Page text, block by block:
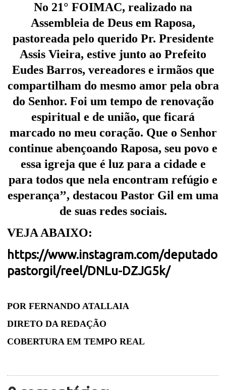
No 21° FOIMAC, realizado na
Assembleia de Deus em Raposa,
pastoreada pelo querido Pr. Presidente
Assis Vieira, estive junto ao Prefeito
Eudes Barros, vereadores e irmãos que
compartilham do mesmo amor pela obra
do Senhor. Foi um tempo de renovação
espiritual e de união, que ficará
marcado no meu coração. Que o Senhor
continue abençoando Raposa, seu povo e
essa igreja que é luz para a cidade e
para todos que nela encontram refúgio e
esperança’’, destacou Pastor Gil em uma
de suas redes sociais.
VEJA ABAIXO:
https://www.instagram.com/deputado
pastorgil/reel/DNLu-DZJG5k/
POR FERNANDO ATALLAIA
DIRETO DA REDAÇÃO
COBERTURA EM TEMPO REAL